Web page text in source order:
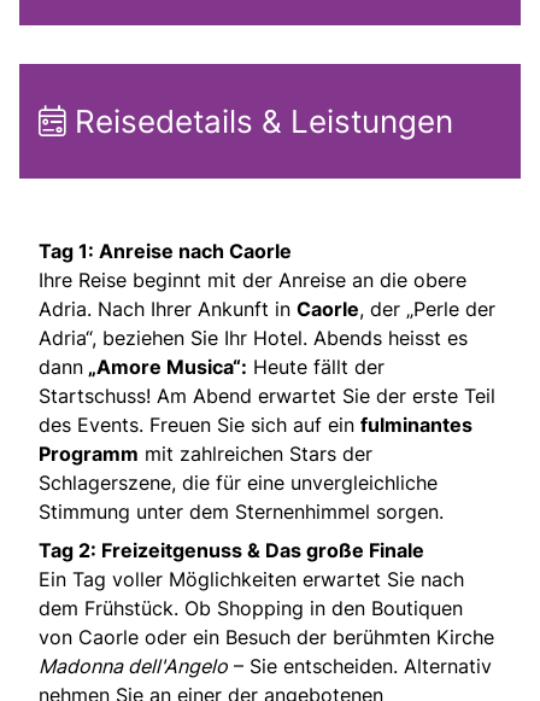
Reisedetails & Leistungen
Tag 1: Anreise nach Caorle
Ihre Reise beginnt mit der Anreise an die obere
Adria. Nach Ihrer Ankunft in Caorle, der „Perle der
Adria“, beziehen Sie Ihr Hotel. Abends heisst es
dann „Amore Musica“: Heute fällt der
Startschuss! Am Abend erwartet Sie der erste Teil
des Events. Freuen Sie sich auf ein fulminantes
Programm mit zahlreichen Stars der
Schlagerszene, die für eine unvergleichliche
Stimmung unter dem Sternenhimmel sorgen.
Tag 2: Freizeitgenuss & Das große Finale
Ein Tag voller Möglichkeiten erwartet Sie nach
dem Frühstück. Ob Shopping in den Boutiquen
von Caorle oder ein Besuch der berühmten Kirche
Madonna dell'Angelo – Sie entscheiden. Alternativ
nehmen Sie an einer der angebotenen